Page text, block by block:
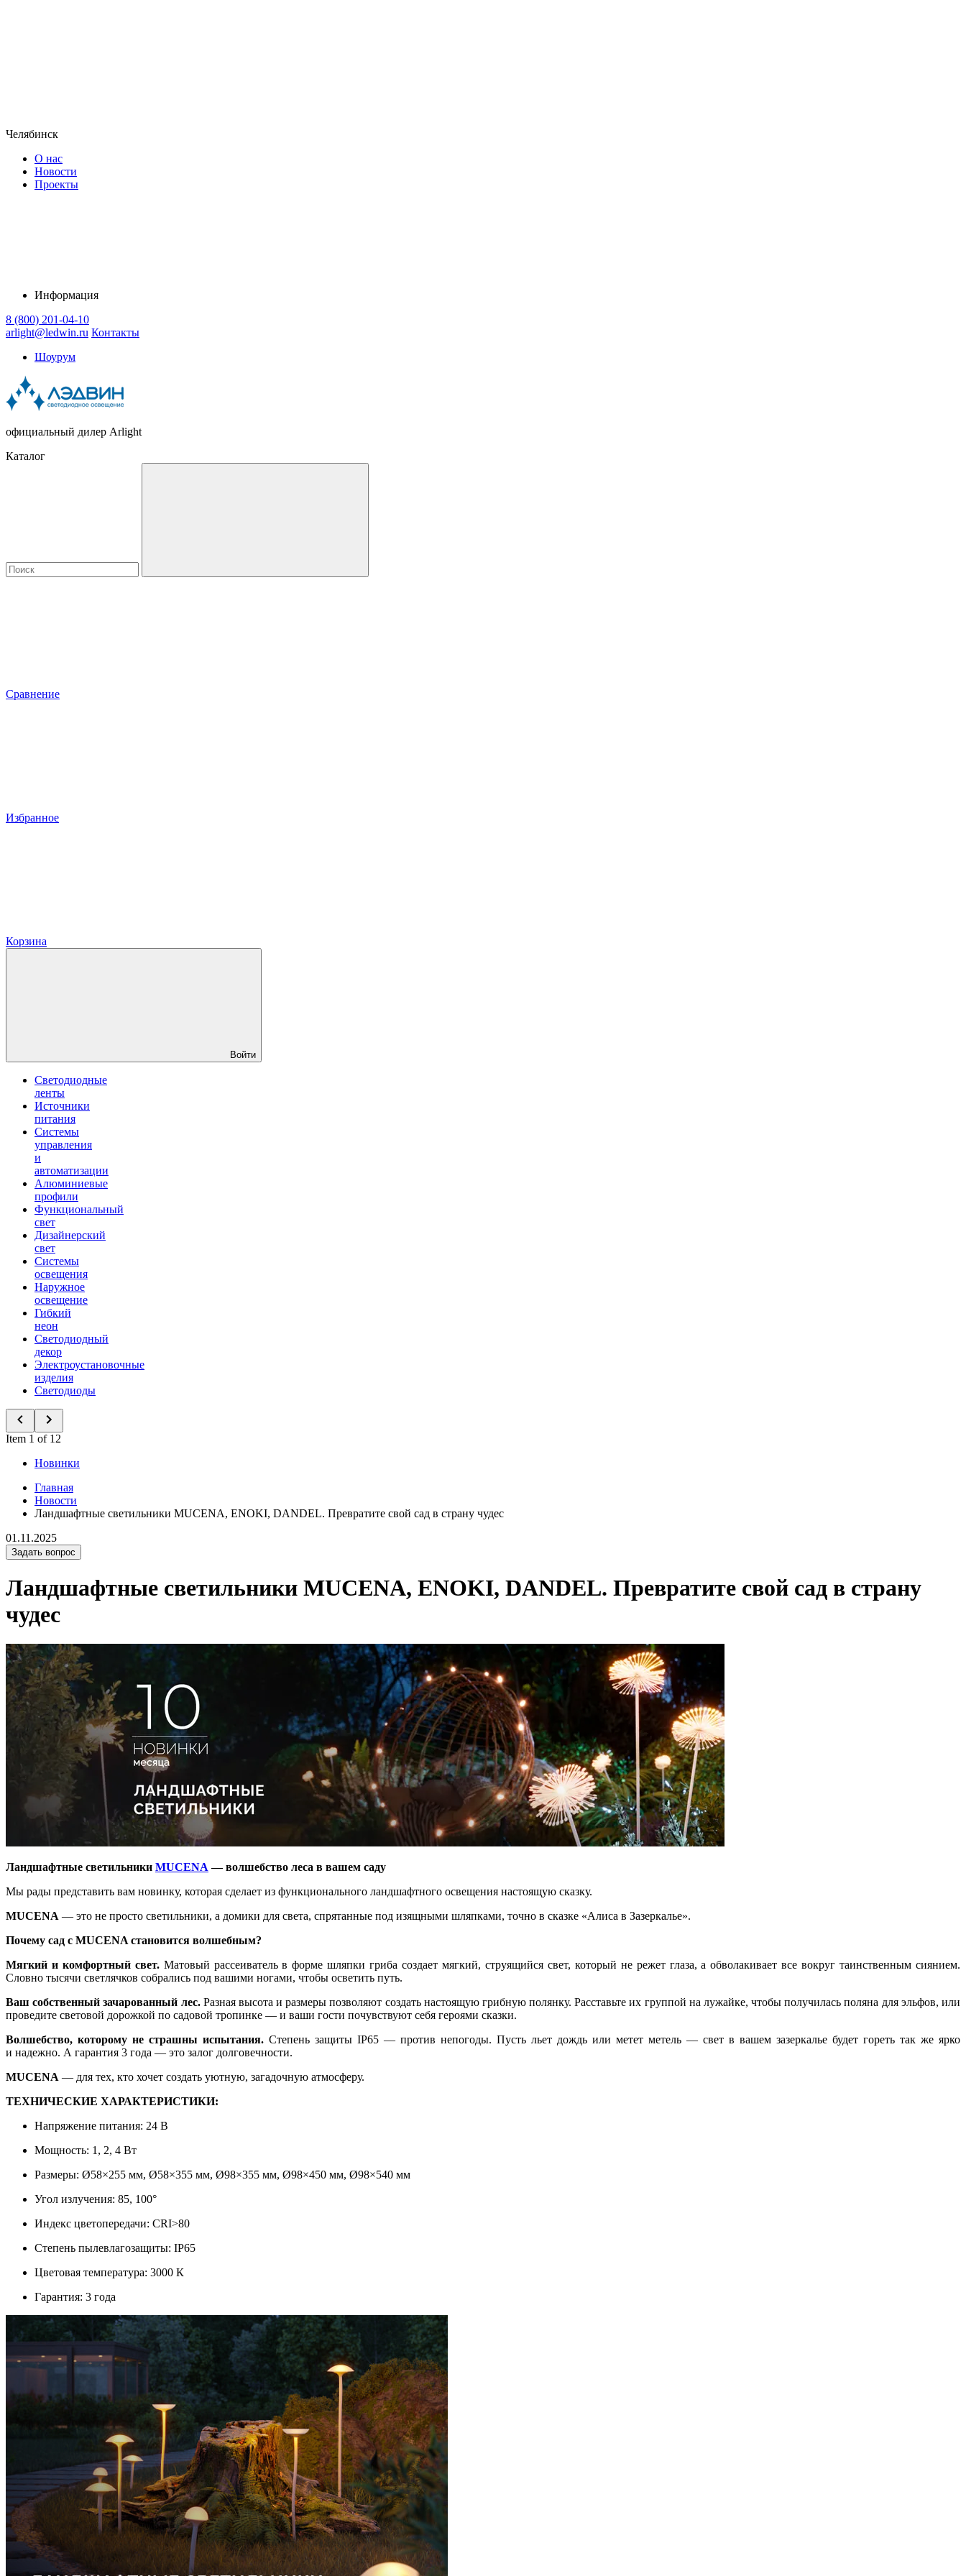
Челябинск
О нас
Новости
Проекты
Информация
8 (800) 201-04-10
arlight@ledwin.ru Контакты
Шоурум
официальный дилер Arlight
Каталог
Сравнение
Избранное
Корзина
Войти
Светодиодные
ленты
Источники
питания
Системы
управления
и
автоматизации
Алюминиевые
профили
Функциональный
свет
Дизайнерский
свет
Системы
освещения
Наружное
освещение
Гибкий
неон
Светодиодный
декор
Электроустановочные
изделия
Светодиоды
Item 1 of 12
Новинки
Главная
Новости
Ландшафтные светильники MUCENA, ENOKI, DANDEL. Превратите свой сад в страну чудес
01.11.2025
Задать вопрос
Ландшафтные светильники MUCENA, ENOKI, DANDEL. Превратите свой сад в страну
чудес
Ландшафтные светильники MUCENA — волшебство леса в вашем саду
Мы рады представить вам новинку, которая сделает из функционального ландшафтного освещения настоящую сказку.
MUCENA — это не просто светильники, а домики для света, спрятанные под изящными шляпками, точно в сказке «Алиса в Зазеркалье».
Почему сад с MUCENA становится волшебным?
Мягкий и комфортный свет.Матовый рассеиватель в форме шляпки гриба создает мягкий, струящийся свет, который не режет глаза, а обволакивает все вокруг таинственным сиянием.
Словно тысячи светлячков собрались под вашими ногами, чтобы осветить путь.
Ваш собственный зачарованный лес.Разная высота и размеры позволяют создать настоящую грибную полянку. Расставьте их группой на лужайке, чтобы получилась поляна для эльфов, или
проведите световой дорожкой по садовой тропинке — и ваши гости почувствуют себя героями сказки.
Волшебство, которому не страшны испытания. Степень защиты IP65 — против непогоды. Пусть льет дождь или метет метель — свет в вашем зазеркалье будет гореть так же ярко
и надежно. А гарантия 3 года — это залог долговечности.
MUCENA — для тех, кто хочет создать уютную, загадочную атмосферу.
ТЕХНИЧЕСКИЕ ХАРАКТЕРИСТИКИ:
Напряжение питания: 24 В
Мощность: 1, 2, 4 Вт
Размеры: Ø58×255 мм, Ø58×355 мм, Ø98×355 мм, Ø98×450 мм, Ø98×540 мм
Угол излучения: 85, 100°
Индекс цветопередачи: CRI>80
Степень пылевлагозащиты: IP65
Цветовая температура: 3000 К
Гарантия: 3 года